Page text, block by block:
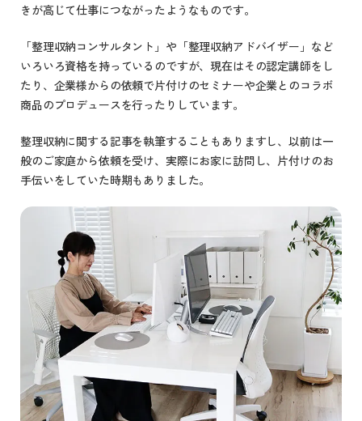
きが高じて仕事につながったようなものです。
「整理収納コンサルタント」や「整理収納アドバイザー」など
いろいろ資格を持っているのですが、現在はその認定講師をし
たり、企業様からの依頼で片付けのセミナーや企業とのコラボ
商品のプロデュースを行ったりしています。
整理収納に関する記事を執筆することもありますし、以前は一
般のご家庭から依頼を受け、実際にお家に訪問し、片付けのお
手伝いをしていた時期もありました。